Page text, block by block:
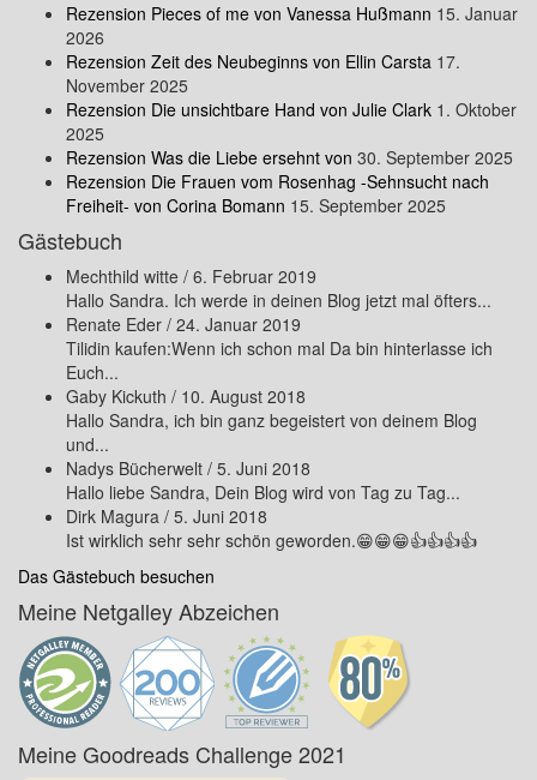
Rezension Pieces of me von Vanessa Hußmann 15. Januar
2026
Rezension Zeit des Neubeginns von Ellin Carsta 17.
November 2025
Rezension Die unsichtbare Hand von Julie Clark 1. Oktober
2025
Rezension Was die Liebe ersehnt von 30. September 2025
Rezension Die Frauen vom Rosenhag -Sehnsucht nach
Freiheit- von Corina Bomann 15. September 2025
Gästebuch
Mechthild witte / 6. Februar 2019
Hallo Sandra. Ich werde in deinen Blog jetzt mal öfters...
Renate Eder / 24. Januar 2019
Tilidin kaufen:Wenn ich schon mal Da bin hinterlasse ich
Euch...
Gaby Kickuth / 10. August 2018
Hallo Sandra, ich bin ganz begeistert von deinem Blog
und...
Nadys Bücherwelt / 5. Juni 2018
Hallo liebe Sandra, Dein Blog wird von Tag zu Tag...
Dirk Magura / 5. Juni 2018
Ist wirklich sehr sehr schön geworden.😁😁😁👍👍👍👍
Das Gästebuch besuchen
Meine Netgalley Abzeichen
Meine Goodreads Challenge 2021